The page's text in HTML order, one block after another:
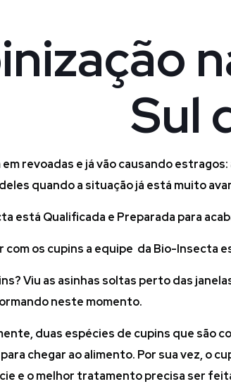
Sul
revoadas e já vão causando
quando a situação já está muito
está Qualificada e Preparada para
os cupins a equipe da Bio-Insecta
Viu as asinhas soltas perto das
neste momento.
duas espécies de cupins que são
chegar ao alimento. Por sua vez, o
e o melhor tratamento precisa ser